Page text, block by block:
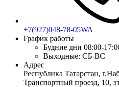
+7(927)048-78-05WA
График работы
Будние дни 08:00-
Выходные: СБ-ВС
Адрес
Республика Татарстан,
Транспортный проезд, 10,